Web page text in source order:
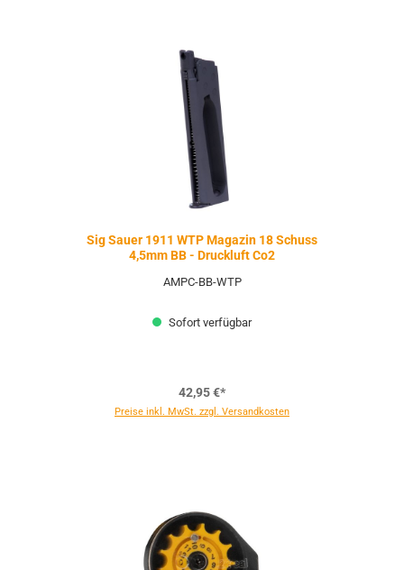
Sig Sauer 1911 WTP Magazin 18 Schuss
4,5mm BB - Druckluft Co2
AMPC-BB-WTP
Sofort verfügbar
42,95 €*
Preise inkl. MwSt. zzgl. Versandkosten